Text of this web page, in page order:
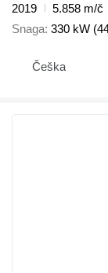
2019
5.858 m/č
Snaga 330 kW
Češka